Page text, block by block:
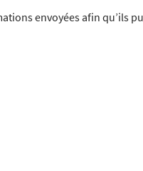
envoyées afin